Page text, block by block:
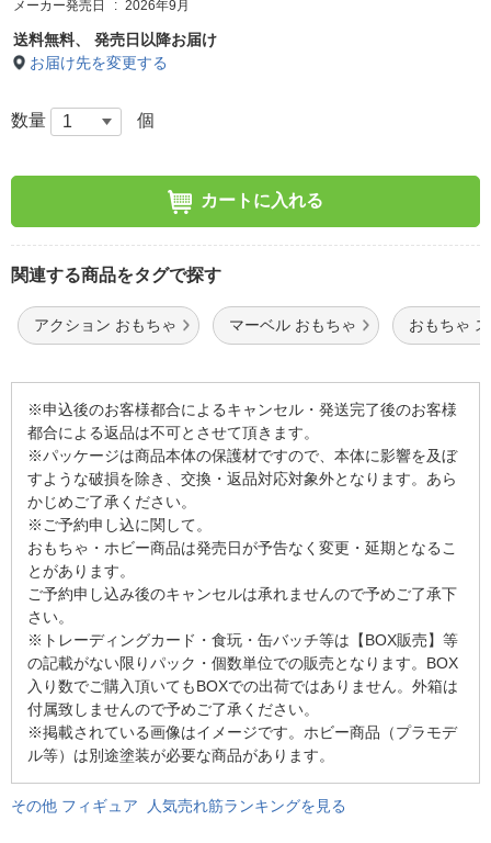
メーカー発売日 2026年9月
送料無料、
発売日以降お届け
お届け先を変更する
数量 個
カートに入れる
関連する商品をタグで探す
アクション おもちゃ マーベル おもちゃ おもちゃ
※申込後のお客様都合によるキャンセル・発送完了後のお客様
都合による返品は不可とさせて頂きます。
※パッケージは商品本体の保護材ですので、本体に影響を及ぼ
すような破損を除き、交換・返品対応対象外となります。あら
かじめご了承ください。
※ご予約申し込に関して。
おもちゃ・ホビー商品は発売日が予告なく変更・延期となるこ
とがあります。
ご予約申し込み後のキャンセルは承れませんので予めご了承下
さい。
※トレーディングカード・食玩・缶バッチ等は【BOX販売】等
の記載がない限りパック・個数単位での販売となります。BOX
入り数でご購入頂いてもBOXでの出荷ではありません。外箱は
付属致しませんので予めご了承ください。
※掲載されている画像はイメージです。ホビー商品（プラモデ
ル等）は別途塗装が必要な商品があります。
その他 フィギュア 人気売れ筋ランキングを見る